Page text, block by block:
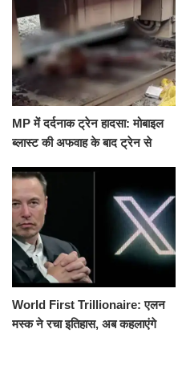
MP में दर्दनाक ट्रेन हादसा: मोबाइल
ब्लास्ट की अफवाह के बाद ट्रेन से
रौंदा, 4 की मौत
World First Trillionaire: एलन
मस्क ने रचा इतिहास, अब कहलाएंगे